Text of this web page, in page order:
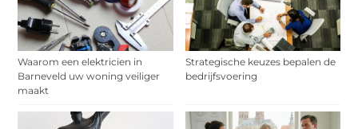
Waarom een elektricien in
Barneveld uw woning veiliger
maakt
Strategische keuzes bepalen de
bedrijfsvoering